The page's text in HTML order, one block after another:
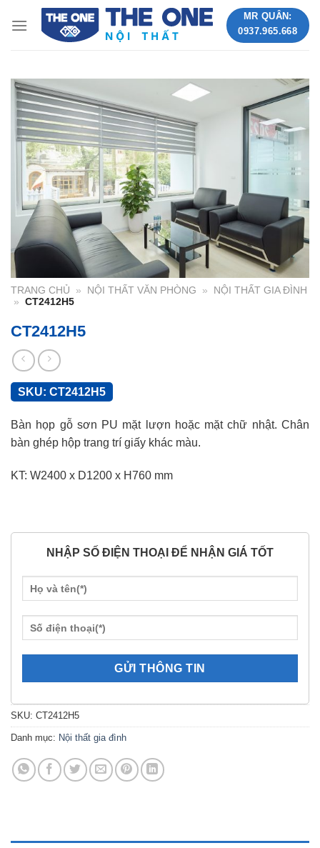
MR QUÂN:
0937.965.668
TRANG CHỦ » NỘI THẤT VĂN PHÒNG »
NỘI THẤT GIA ĐÌNH
»
CT2412H5
CT2412H5
SKU: CT2412H5
Bàn họp gỗ sơn PU mặt lượn hoặc mặt chữ nhật. Chân
bàn ghép hộp trang trí giấy khác màu.
KT: W2400 x D1200 x H760 mm
NHẬP SỐ ĐIỆN THOẠI ĐỂ NHẬN GIÁ TỐT
SKU: CT2412H5
Danh mục: Nội thất gia đình